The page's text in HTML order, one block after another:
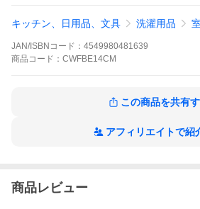
特徴
コンパクトサイズ 伸縮竿1本
キッチン、日用品、文具 洗濯用品
JAN/ISBNコード： 4549980481639
商品 コード： CWFBE14CM
この商品を共有
アフィリエイトで紹
商品レビュー